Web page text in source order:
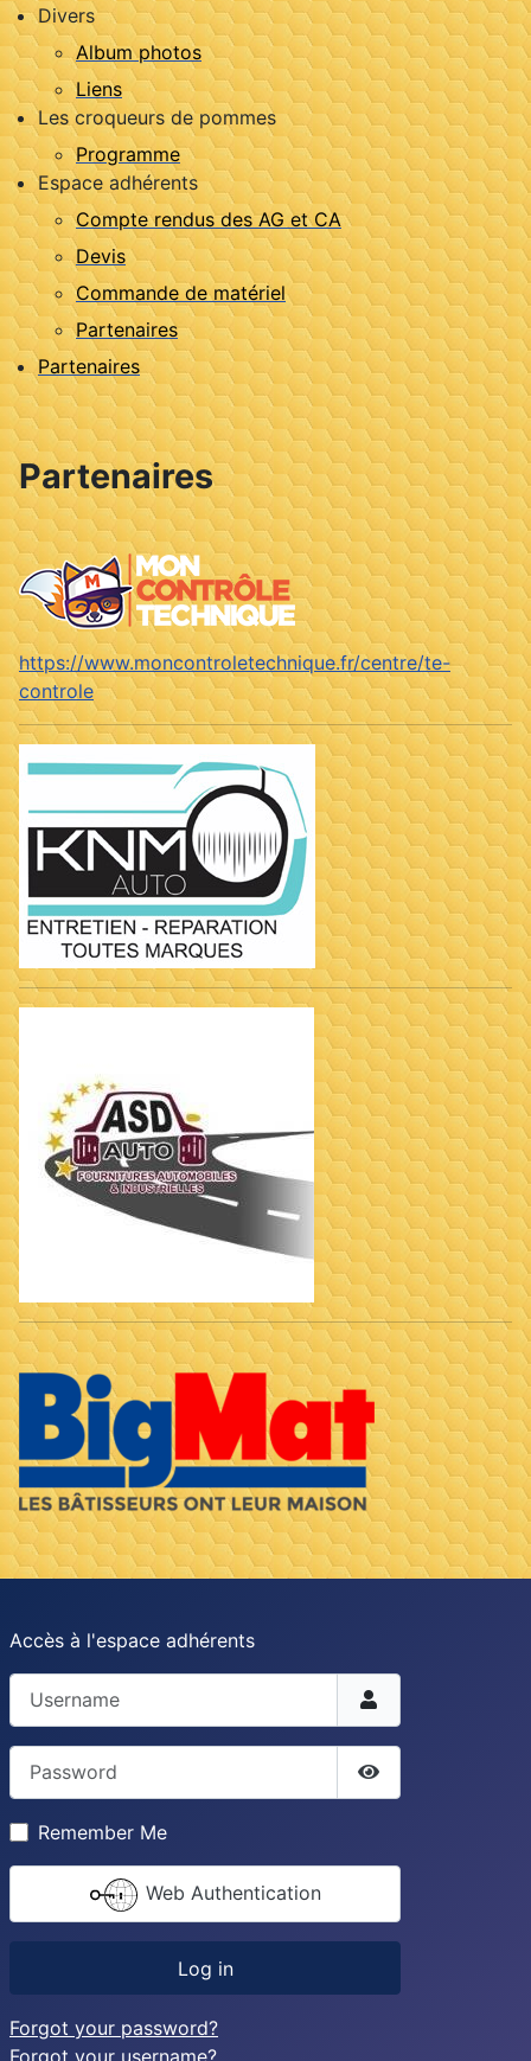
Divers
Album photos
Liens
Les croqueurs de pommes
Programme
Espace adhérents
Compte rendus des AG et CA
Devis
Commande de matériel
Partenaires
Partenaires
Partenaires
https://www.moncontroletechnique.fr/centre/te-
controle
Accès à l'espace adhérents
Username
Password
Show Password
Remember Me
Web Authentication
Log in
Forgot your password?